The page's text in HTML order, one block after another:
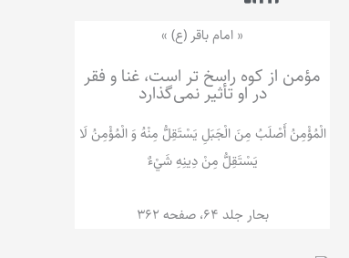
ه
« امام باقر (ع) »
مؤمن از کوه راسخ تر است، غنا و فقر
در او تأثیر نمی‌گذارد
الْمُؤْمِنُ‌ أَصْلَبُ‌ مِنَ‌ الْجَبَلِ‌ یَسْتَقِلُّ مِنْهُ وَ الْمُؤْمِنُ لَا
يَسْتَقِلُّ مِنْ دِينِهِ شَيْ‌ءٌ
بحار جلد 64، صفحه 362